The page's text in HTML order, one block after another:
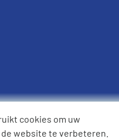
cookies om uw
website te verbeteren.